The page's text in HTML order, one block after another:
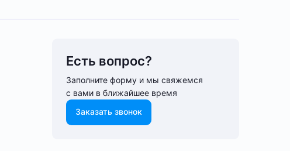
Есть вопрос?
Заполните форму и мы свяжемся
с вами в ближайшее время
Заказать звонок